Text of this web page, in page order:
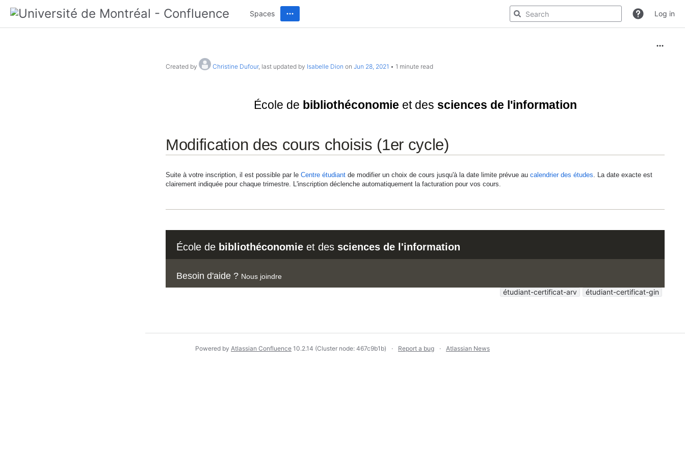
Spaces Log in
Created by Christine Dufour, last updated by Isabelle Dion on Jun 28, 2021 1 minute read
École de bibliothéconomie et des sciences de l'information
Modification des cours choisis (1er cycle)
Suite à votre inscription, il est possible par le Centre étudiant de modifier un choix de cours jusqu'à la date limite prévue au calendrier des études. La date exacte est
clairement indiquée pour chaque trimestre. L'inscription déclenche automatiquement la facturation pour vos cours.
École de bibliothéconomie et des sciences de l'information
Besoin d'aide ? Nous joindre
étudiant-certificat-arv étudiant-certificat-gin
Powered by Atlassian Confluence 10.2.14 (Cluster node: 467c9b1b) Report a bug Atlassian News